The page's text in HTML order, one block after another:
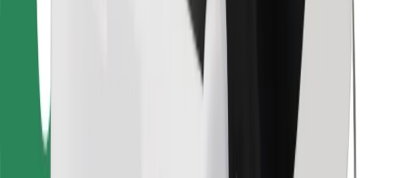
Uma viagem em poucos minutos!